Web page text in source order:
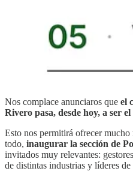
Nos complace anunciaros que el
Rivero pasa, desde hoy, a ser
Esto nos permitirá ofrecer
todo, inaugurar la sección de
invitados muy relevantes:
de distintas industrias y líderes